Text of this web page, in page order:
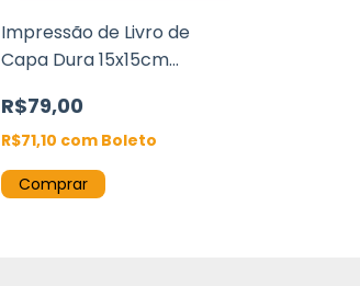
Impressão de Livro de
Capa Dura 15x15cm
R$79,00
R$71,10 com Boleto
Comprar